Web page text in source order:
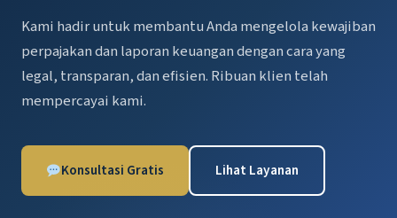
Kami hadir untuk membantu Anda mengelola kewajiban
perpajakan dan laporan keuangan dengan cara yang
legal, transparan, dan efisien. Ribuan klien telah
mempercayai kami.
Konsultasi Gratis Lihat Layanan